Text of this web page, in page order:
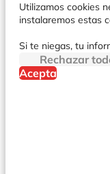
Utilizamos cookies
instalaremos estas
Si te niegas, tu
Rechazar
Acepta